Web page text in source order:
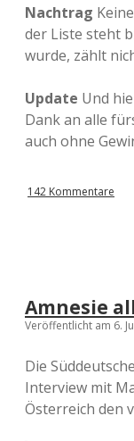
Nachtrag
der Liste steht
wurde, zählt
Update Und
Dank an alle
auch ohne
142 Kommentare
Amnesie
Veröffentlicht am 6.
Die
Interview mit
Österreich den